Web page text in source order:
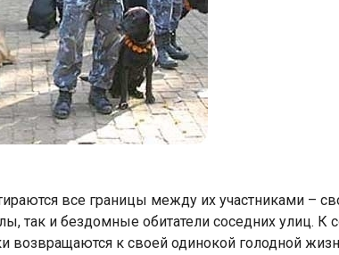
все границы между их участниками –
так и бездомные обитатели соседних улиц. К
возвращаются к своей одинокой голодной